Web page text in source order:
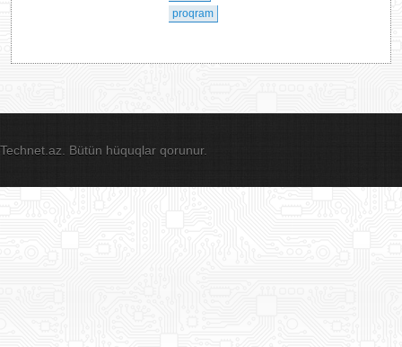
proqram
Technet.az. Bütün hüquqlar qorunur.